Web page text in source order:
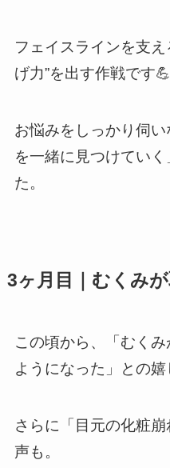
フェイスラインを支
げ力”を出す作戦です💪
お悩みをしっかり伺
を一緒に見つけてい
た。
3ヶ月目｜むくみ
この頃から、「むく
ようになった」との嬉
さらに「目元の化粧
声も。